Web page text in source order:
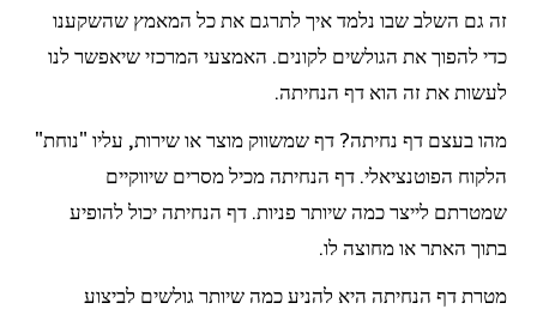
זה גם השלב שבו נלמד איך לתרגם את כל המאמץ שהשקענו
כדי להפוך את הגולשים לקונים. האמצעי המרכזי שיאפשר לנו
לעשות את זה הוא דף הנחיתה.
מהו בעצם דף נחיתה? דף שמשווק מוצר או שירות, עליו "נוחת"
הלקוח הפוטנציאלי. דף הנחיתה מכיל מסרים שיווקיים
שמטרתם לייצר כמה שיותר פניות. דף הנחיתה יכול להופיע
בתוך האתר או מחוצה לו.
מטרת דף הנחיתה היא להניע כמה שיותר גולשים לביצוע